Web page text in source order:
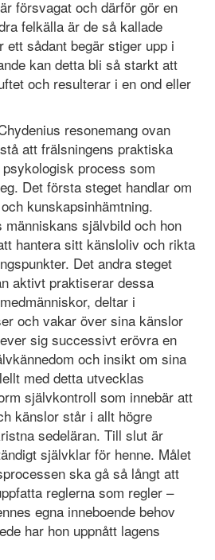
försvagat och därför gör en
felkälla är de så kallade
ett sådant begär stiger upp i
kan detta bli så starkt att
och resulterar i en ond eller
resonemang ovan
att frälsningens praktiska
process som
Det första steget handlar om
kunskapsinhämtning.
människans självbild och hon
hantera sitt känsloliv och rikta
Det andra steget
aktivt praktiserar dessa
deltar i
och vakar över sina känslor
sig successivt erövra en
och insikt om sina
med detta utvecklas
självkontroll som innebär att
känslor står i allt högre
sedeläran. Till slut är
självklar för henne. Målet
ska gå så långt att
reglerna som regler –
egna inneboende behov
har hon uppnått lagens